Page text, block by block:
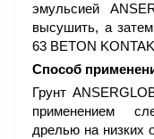
эмульсией
высушить, а
63 BETON
Способ
Грунт
применением
дрелью на низких